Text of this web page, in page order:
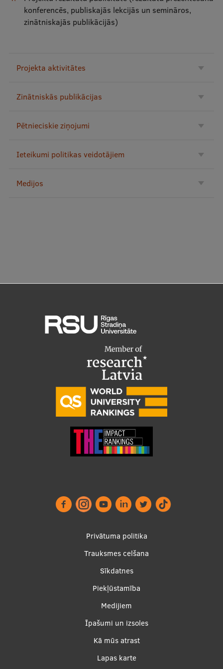
Pētniecības datu pārvaldība
RSU zinātnes portāls
Pētniecības platformas
Pētniecības pakalpojumi
Pētniecības projekti
Vertikāli integrētie projekti
Zinātniskās konferences
Starptautiskie sadarbības partneri
EATRIS koordinators Latvijā
konferencēs, publiskajās lekcijās un semināros,
zinātniskajās publikācijās)
Projekta aktivitātes
Zinātniskās publikācijas
Pētnieciskie ziņojumi
Ieteikumi politikas veidotājiem
Medijos
Privātuma politika
Trauksmes celšana
Sīkdatnes
Piekļūstamība
Medijiem
Īpašumi un izsoles
Kā mūs atrast
Lapas karte